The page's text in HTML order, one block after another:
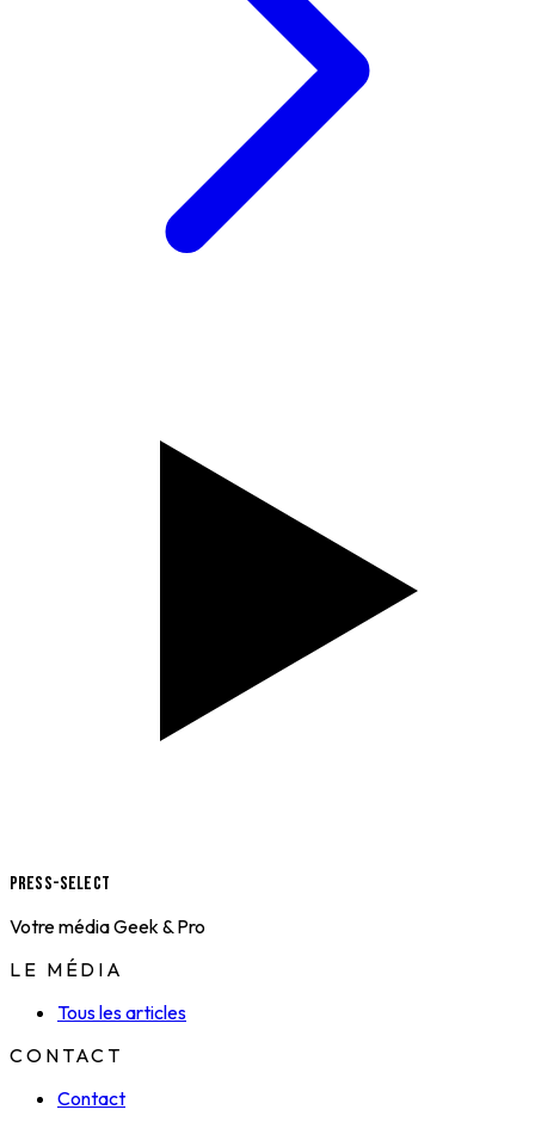
Press-Select
Votre média Geek & Pro
LE MÉDIA
Tous les articles
CONTACT
Contact